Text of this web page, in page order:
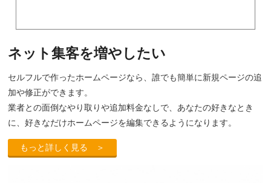
ネット集客を増やしたい
セルフルで作ったホームページなら、誰でも簡単に新規ページの追
加や修正ができます。
業者との面倒なやり取りや追加料金なしで、あなたの好きなとき
に、好きなだけホームページを編集できるようになります。
もっと詳しく見る ＞